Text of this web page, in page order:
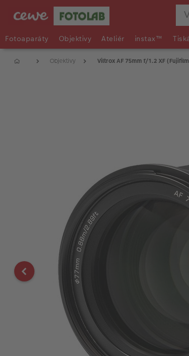
Fotoaparáty Objektivy Ateliér instax™
Objektivy Viltrox AF 75mm f/1.2 XF